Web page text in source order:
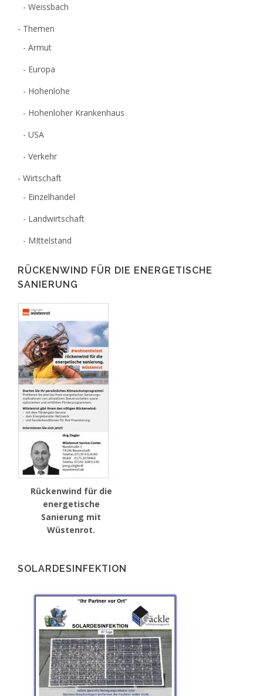
Weissbach
Themen
Armut
Europa
Hohenlohe
Hohenloher Krankenhaus
USA
Verkehr
Wirtschaft
Einzelhandel
Landwirtschaft
MIttelstand
RÜCKENWIND FÜR DIE ENERGETISCHE
SANIERUNG
Rückenwind für die
energetische
Sanierung mit
Wüstenrot.
SOLARDESINFEKTION